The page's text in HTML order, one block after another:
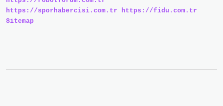
https://sporhabercisi.com.tr
https://fidu.com.tr
Sitemap